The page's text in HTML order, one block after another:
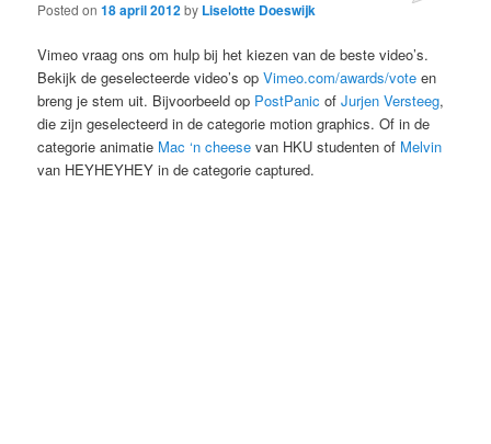
Posted on18 april 2012by Liselotte Doeswijk
Vimeo vraag ons om hulp bij het kiezen van de beste video’s.
Bekijk de geselecteerde video’s opVimeo.com/awards/vote en
breng je stem uit. Bijvoorbeeld op PostPanic ofJurjen Versteeg,
die zijn geselecteerd in de categorie motion graphics. Of in de
categorie animatie Mac ‘n cheese van HKU studenten of Melvin
van HEYHEYHEY in de categorie captured.